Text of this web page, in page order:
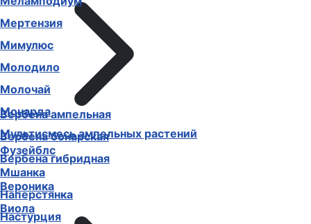
Вербена ампельная
Вербена бонарская
Вербена гибридная
Вероника
Виола
Мертензия
Мимулюс
Молодило
Молочай
Монарда
Мультисмесь ампельных растений
Фузейблс
Мшанка
Наперстянка
Настурция